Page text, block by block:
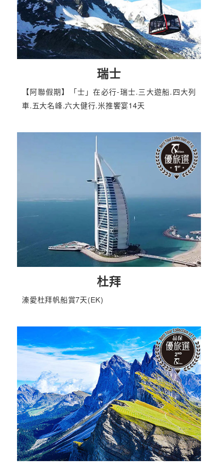
瑞士
【阿聯假期】「士」在必行-瑞士.三大遊船.四大列
車.五大名峰.六大健行.米推饗宴14天
杜拜
溱愛杜拜帆船賞7天(EK)